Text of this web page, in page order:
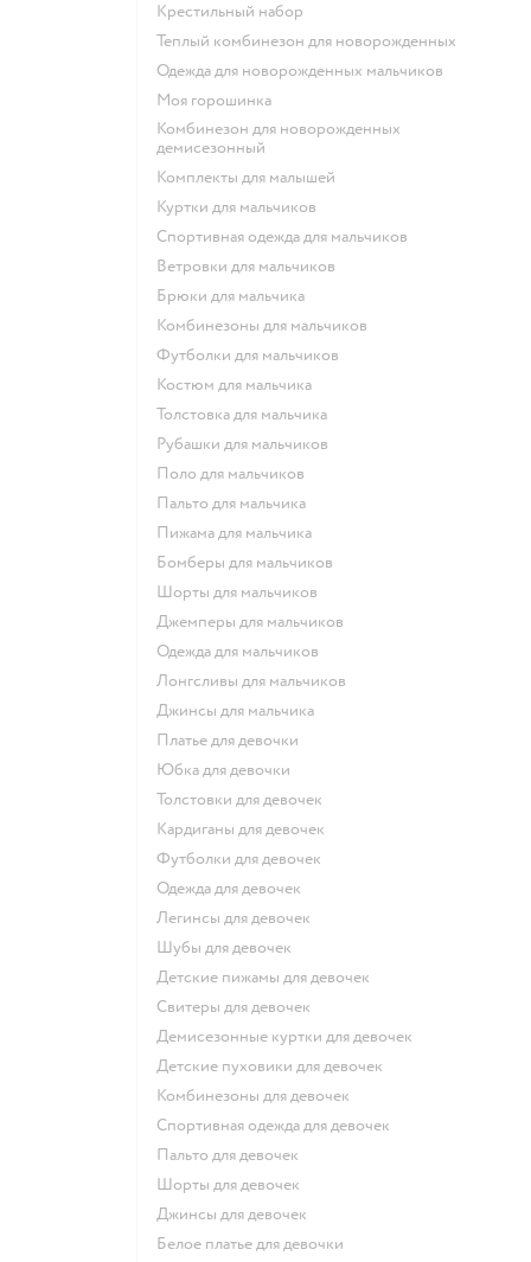
Крестильный набор
Теплый комбинезон для новорожденных
Одежда для новорожденных мальчиков
Моя горошинка
Комбинезон для новорожденных
демисезонный
Комплекты для малышей
Куртки для мальчиков
Спортивная одежда для мальчиков
Ветровки для мальчиков
Брюки для мальчика
Комбинезоны для мальчиков
Футболки для мальчиков
Костюм для мальчика
Толстовка для мальчика
Рубашки для мальчиков
Поло для мальчиков
Пальто для мальчика
Пижама для мальчика
Бомберы для мальчиков
Шорты для мальчиков
Джемперы для мальчиков
Одежда для мальчиков
Лонгсливы для мальчиков
Джинсы для мальчика
Платье для девочки
Юбка для девочки
Толстовки для девочек
Кардиганы для девочек
Футболки для девочек
Одежда для девочек
Легинсы для девочек
Шубы для девочек
Детские пижамы для девочек
Свитеры для девочек
Демисезонные куртки для девочек
Детские пуховики для девочек
Комбинезоны для девочек
Спортивная одежда для девочек
Пальто для девочек
Шорты для девочек
Джинсы для девочек
Белое платье для девочки